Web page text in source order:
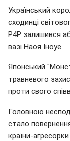
Український
сходинці
P4P залишився
вазі Наоя Іноуе.
Японський
травневого
проти свого
Головною
стало
країни-